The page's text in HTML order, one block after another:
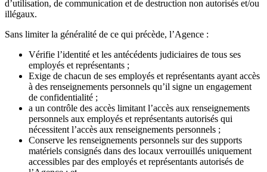
d’utilisation, de communication et de destruction non autorisés et/ou
illégaux.
Sans limiter la généralité de ce qui précède, l’Agence :
Vérifie l’identité et les antécédents judiciaires de tous ses
employés et représentants ;
Exige de chacun de ses employés et représentants ayant accès
à des renseignements personnels qu’il signe un engagement
de confidentialité ;
a un contrôle des accès limitant l’accès aux renseignements
personnels aux employés et représentants autorisés qui
nécessitent l’accès aux renseignements personnels ;
Conserve les renseignements personnels sur des supports
matériels consignés dans des locaux verrouillés uniquement
accessibles par des employés et représentants autorisés de